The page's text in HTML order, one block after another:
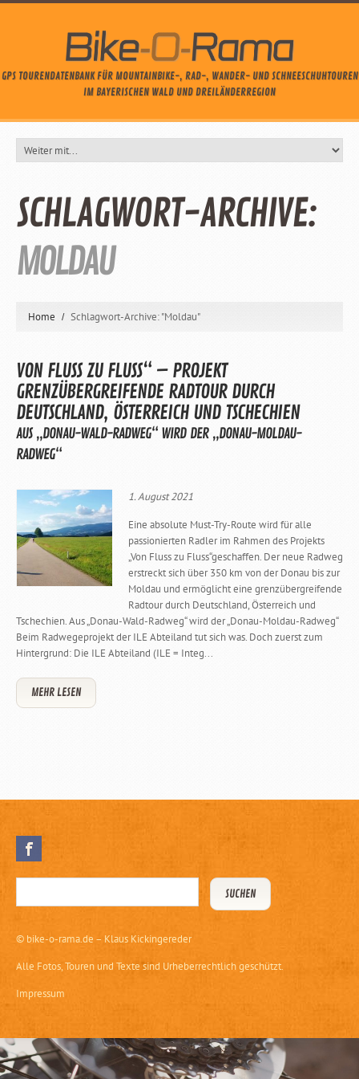
GPS TOURENDATENBANK FÜR MOUNTAINBIKE-, RAD-, WANDER- UND SCHNEESCHUHTOUREN
IM BAYERISCHEN WALD UND DREILÄNDERREGION
SCHLAGWORT-ARCHIVE:
MOLDAU
Home Schlagwort-Archive: "Moldau"
VON FLUSS ZU FLUSS“ – PROJEKT
GRENZÜBERGREIFENDE RADTOUR DURCH
DEUTSCHLAND, ÖSTERREICH UND TSCHECHIEN
AUS „DONAU-WALD-RADWEG“ WIRD DER „DONAU-MOLDAU-
RADWEG“
1. August 2021
Eine absolute Must-Try-Route wird für alle
passionierten Radler im Rahmen des Projekts
„Von Fluss zu Fluss“geschaffen. Der neue Radweg
erstreckt sich über 350 km von der Donau bis zur
Moldau und ermöglicht eine grenzübergreifende
Radtour durch Deutschland, Österreich und
Tschechien. Aus „Donau-Wald-Radweg“ wird der „Donau-Moldau-Radweg“
Beim Radwegeprojekt der ILE Abteiland tut sich was. Doch zuerst zum
Hintergrund: Die ILE Abteiland (ILE = Integ...
MEHR LESEN
© bike-o-rama.de – Klaus Kickingereder
Alle Fotos, Touren und Texte sind Urheberrechtlich geschützt.
Impressum